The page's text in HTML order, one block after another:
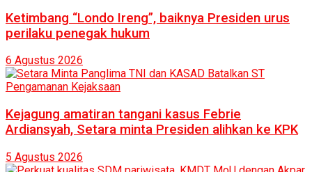
Ketimbang “Londo Ireng”, baiknya Presiden urus
perilaku penegak hukum
6 Agustus 2026
Kejagung amatiran tangani kasus Febrie
Ardiansyah, Setara minta Presiden alihkan ke KPK
5 Agustus 2026